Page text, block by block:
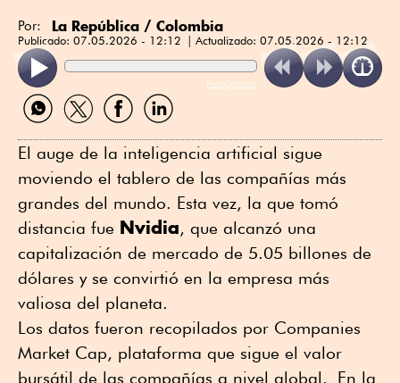
Por: La República / Colombia
Publicado: 07.05.2026 - 12:12 Actualizado: 07.05.2026 - 12:12
ReadSpeaker
Compartir
por
Compartir
por
Compartir
por
Compartir
por
El auge de la inteligencia artificial sigue
moviendo el tablero de las compañías más
grandes del mundo. Esta vez, la que tomó
distancia fue Nvidia, que alcanzó una
capitalización de mercado de 5.05 billones de
dólares y se convirtió en la empresa más
valiosa del planeta.
Los datos fueron recopilados por Companies
Market Cap, plataforma que sigue el valor
bursátil de las compañías a nivel global. En la